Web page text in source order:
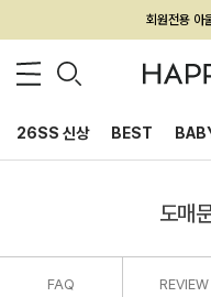
회원전용
멤버
26SS 신상 BEST
도매
FAQ REVIEW